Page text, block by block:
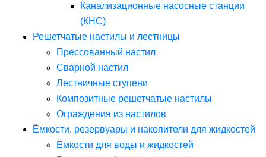
Канализационные насосные станции
(КНС)
Решетчатые настилы и лестницы
Прессованный настил
Сварной настил
Лестничные ступени
Композитные решетчатые настилы
Ограждения из настилов
Ёмкости, резервуары и накопители для жидкостей
Ёмкости для воды и жидкостей